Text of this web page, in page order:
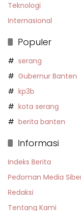
Teknologi
Internasional
Populer
serang
Gubernur Banten
kp3b
kota serang
berita banten
Informasi
Indeks Berita
Pedoman Media
Redaksi
Tentang Kami